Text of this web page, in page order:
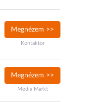
Megnézem >>
Kontaktor
Megnézem >>
Media Markt